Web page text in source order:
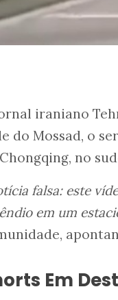
iraniano
do Mossad, o
no
falsa: este
em um
Em